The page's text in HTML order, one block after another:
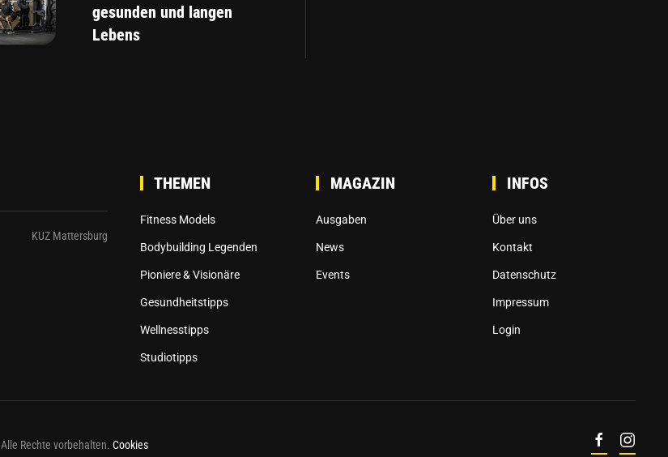
gesunden und langen
Lebens
KUZ Mattersburg
THEMEN
Fitness Models
Bodybuilding Legenden
Pioniere & Visionäre
Gesundheitstipps
Wellnesstipps
Studiotipps
MAGAZIN
Ausgaben
News
Events
INFOS
Über uns
Kontakt
Datenschutz
Impressum
Login
Rechte vorbehalten. Cookies